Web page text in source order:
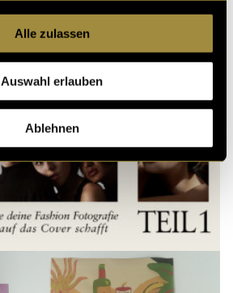
Alle zulassen
Auswahl erlauben
Ablehnen